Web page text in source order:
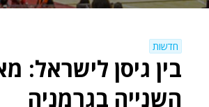
חדשות
בין גיסן לישראל:
השנייה בגרמניה